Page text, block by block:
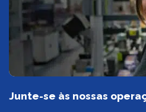
Junte-se às nossas